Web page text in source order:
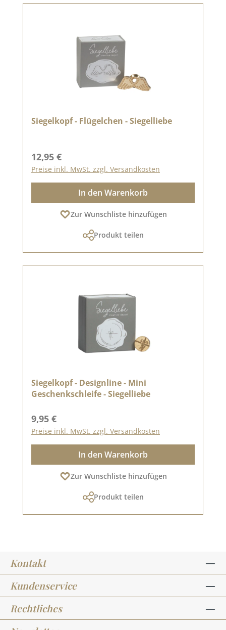
Siegelkopf - Flügelchen - Siegelliebe
Regulärer Preis:
12,95 €
Preise inkl. MwSt. zzgl. Versandkosten
In den Warenkorb
Zur Wunschliste hinzufügen
Produkt teilen
Siegelkopf - Designline - Mini
Geschenkschleife - Siegelliebe
Regulärer Preis:
9,95 €
Preise inkl. MwSt. zzgl. Versandkosten
In den Warenkorb
Zur Wunschliste hinzufügen
Produkt teilen
Kontakt
Kundenservice
Rechtliches